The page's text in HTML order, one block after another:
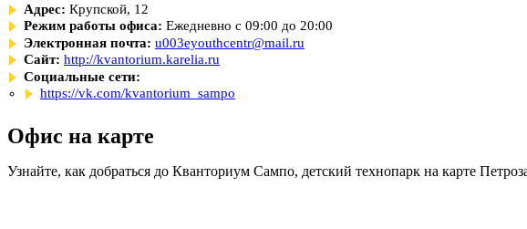
Адрес: Крупской, 12
Режим работы офиса: Ежедневно с 09:00 до 20:00
Электронная почта: u003eyouthcentr@mail.ru
Сайт: http://kvantorium.karelia.ru
Социальные сети:
https://vk.com/kvantorium_sampo
Офис на карте
Узнайте, как добраться до Кванториум Сампо, детский технопарк на карте